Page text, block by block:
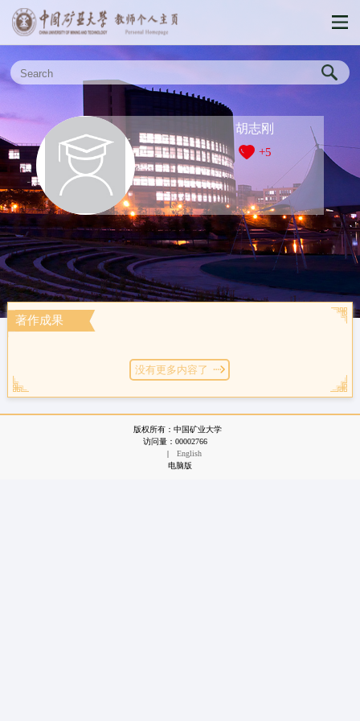
胡志刚
+5
著作成果
没有更多内容了
版权所有：中国矿业大学
访问量： 00002766
|
English
电脑版